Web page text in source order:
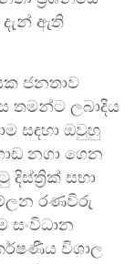
ඇති
ජනතාව
තමන්ට ලබාදිය
සඳහා ඔවුහු
නගා ගෙන
දිස්ත්‍රික් සභා
රණවිරු
සංවිධාන
විශාල